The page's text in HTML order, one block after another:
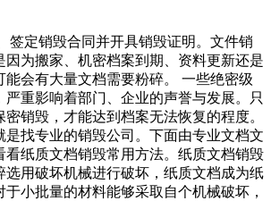
签定销毁合同并开具销毁证明。文件销
因为搬家、机密档案到期、资料更新还是
能会有大量文档需要粉碎。 一些绝密级
严重影响着部门、企业的声誉与发展。只
销毁，才能达到档案无法恢复的程度。
是找专业的销毁公司。下面由专业文档文
看纸质文档销毁常用方法。纸质文档销毁
选用破坏机械进行破坏，纸质文档成为纸
小批量的材料能够采取自个机械破坏，